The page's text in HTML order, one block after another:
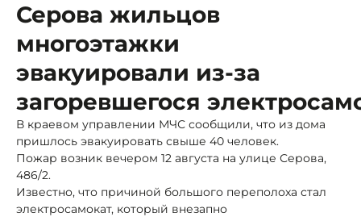
Серова жильцов
многоэтажки
эвакуировали из-за
загоревшегося
В краевом управлении МЧС сообщили, что из дома
пришлось эвакуировать свыше 40 человек.
Пожар возник вечером 12 августа на улице Серова,
486/2.
Известно, что причиной большого переполоха стал
электросамокат, который внезапно